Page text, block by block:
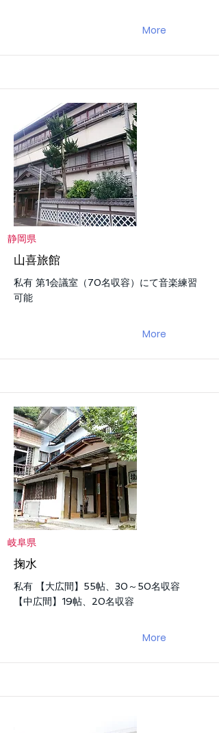
More
静岡県
山喜旅館
私有 第1会議室（70名収容）にて音楽練習
可能
More
岐阜県
掬水
私有 【大広間】55帖、30～50名収容
【中広間】19帖、20名収容
More